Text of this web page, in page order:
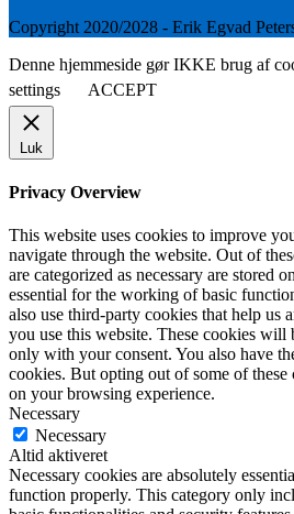
Copyright 2020/2028 - Erik Egvad
Denne hjemmeside gør IKKE brug af
settings
ACCEPT
Luk
Privacy Overview
This website uses cookies to improve
navigate through the website. Out of
are categorized as necessary are stored
essential for the working of basic
also use third-party cookies that help us
you use this website. These cookies will
only with your consent. You also have
cookies. But opting out of some of these
on your browsing experience.
Necessary
Necessary
Altid aktiveret
Necessary cookies are absolutely
function properly. This category only